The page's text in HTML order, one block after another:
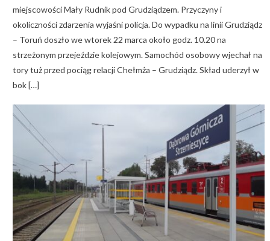
miejscowości Mały Rudnik pod Grudziądzem. Przyczyny i
okoliczności zdarzenia wyjaśni policja. Do wypadku na linii Grudziądz
– Toruń doszło we wtorek 22 marca około godz. 10.20 na
strzeżonym przejeździe kolejowym. Samochód osobowy wjechał na
tory tuż przed pociąg relacji Chełmża – Grudziądz. Skład uderzył w
bok […]